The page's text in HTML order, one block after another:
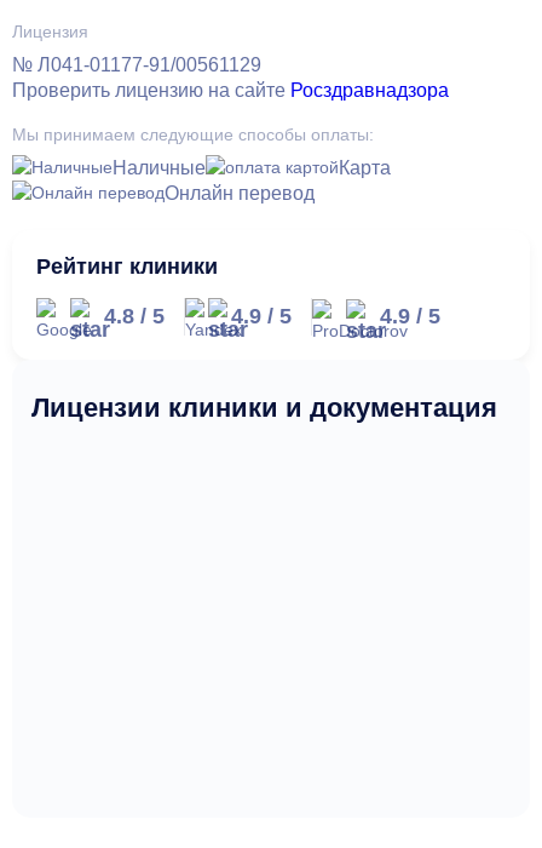
Лицензия
№ Л041-01177-91/00561129
Проверить лицензию на сайте Росздравнадзора
Мы принимаем следующие способы оплаты:
Наличные
Карта
Онлайн перевод
Рейтинг клиники
4.8 / 5 4.9 / 5 4.9 / 5
Лицензии клиники и документация